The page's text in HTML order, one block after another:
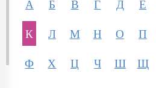
А Б В Г Д Е
К
Л М Н О П
Ф
Х Ц Ч Ш Щ